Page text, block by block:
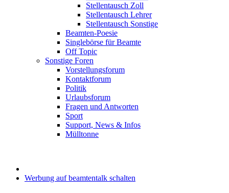
Stellentausch Zoll
Stellentausch Lehrer
Stellentausch Sonstige
Beamten-Poesie
Singlebörse für Beamte
Off Topic
Sonstige Foren
Vorstellungsforum
Kontaktforum
Politik
Urlaubsforum
Fragen und Antworten
Sport
Support, News & Infos
Mülltonne
Werbung auf beamtentalk schalten